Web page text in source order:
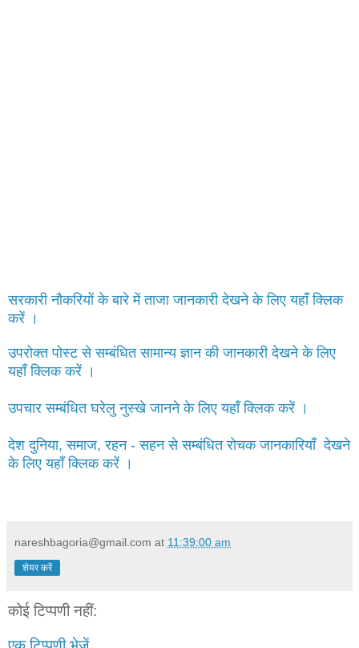
सरकारी नौकरियों के बारे में ताजा जानकारी देखने के लिए यहाँ क्लिक
करें ।
उपरोक्त पोस्ट से सम्बंधित सामान्य ज्ञान की जानकारी देखने के लिए
यहाँ क्लिक करें ।
उपचार सम्बंधित घरेलु नुस्खे जानने के लिए यहाँ क्लिक करें ।
देश दुनिया, समाज, रहन - सहन से सम्बंधित रोचक जानकारियाँ देखने
के लिए यहाँ क्लिक करें ।
nareshbagoria@gmail.com at 11:39:00 am
शेयर करें
कोई टिप्पणी नहीं: